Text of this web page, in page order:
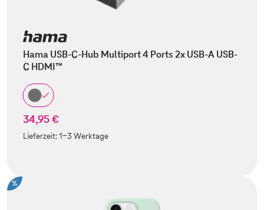
Hama USB-C-Hub Multiport 4 Ports 2x USB-A USB-
C HDMI™
34,95 €
Lieferzeit:1-3 Werktage
%